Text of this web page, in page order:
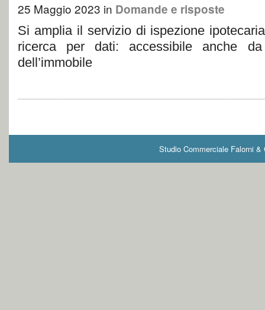
25 Maggio 2023 in Domande e risposte
Si amplia il servizio di ispezione
ricerca per dati: accessibile anche
dell’immobile
Studio Commerciale Falorni